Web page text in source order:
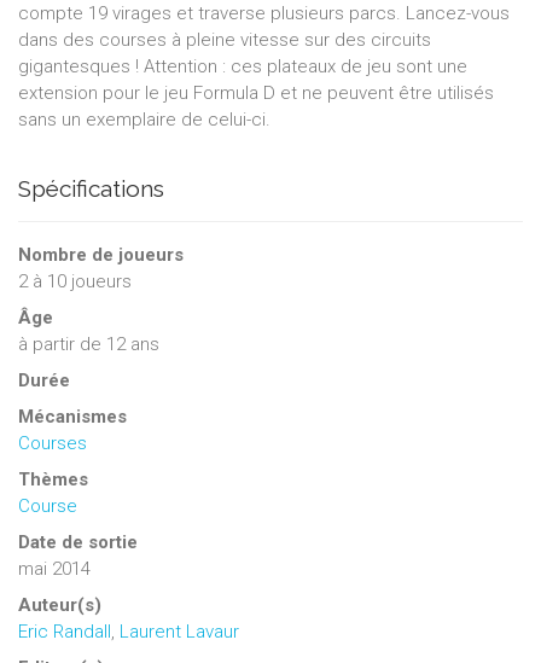
compte 19 virages et traverse plusieurs parcs. Lancez-vous
dans des courses à pleine vitesse sur des circuits
gigantesques ! Attention : ces plateaux de jeu sont une
extension pour le jeu Formula D et ne peuvent être utilisés
sans un exemplaire de celui-ci.
Spécifications
Nombre de joueurs
2à 10 joueurs
Âge
à partir de 12 ans
Durée
Mécanismes
Courses
Thèmes
Course
Date de sortie
mai 2014
Auteur(s)
Eric Randall, Laurent Lavaur